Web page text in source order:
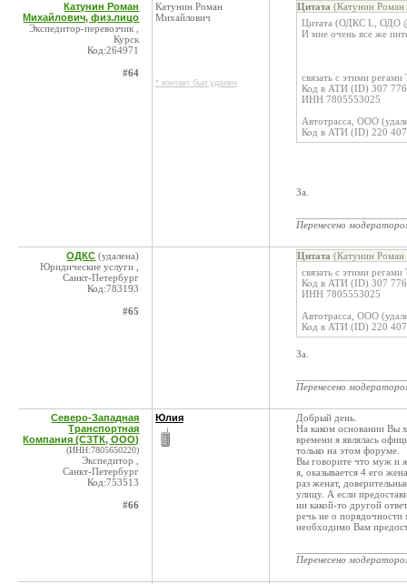
Катунин Роман
Михайлович, физ.лицо
Экспедитор-перевозчик ,
Курск
Код:264971
#64
Катунин Роман
Михайлович
* контакт был удален
Цитата (Катунин
Цитата (ОДКС L, ОДО
И мне очень все же
связать с этими
Код в АТИ (ID) 307 776
ИНН 7805553025
Автотрасса, ООО
Код в АТИ (ID) 220 407
За.
Перенесено
ОДКС (удалена)
Юридические услуги ,
Санкт-Петербург
Код:783193
#65
Цитата (Катунин
связать с этими
Код в АТИ (ID) 307 776
ИНН 7805553025
Автотрасса, ООО
Код в АТИ (ID) 220 407
За.
Перенесено
Северо-Западная
Транспортная
Компания (СЗТК, ООО)
(ИНН:7805650220)
Экспедитор ,
Санкт-Петербург
Код:753513
#66
Юлия
Добрый день.
На каком основании Вы
времени я являлась
только на этом форуме.
Вы говорите что муж и
я, оказывается 4 его
раз женат,
улицу. А если
ни какой-то другой
речь не о
необходимо Вам
Перенесено